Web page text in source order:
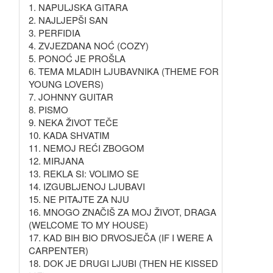
1. NAPULJSKA GITARA
2. NAJLJEPŠI SAN
3. PERFIDIA
4. ZVJEZDANA NOĆ (COZY)
5. PONOĆ JE PROŠLA
6. TEMA MLADIH LJUBAVNIKA (THEME FOR
YOUNG LOVERS)
7. JOHNNY GUITAR
8. PISMO
9. NEKA ŽIVOT TEČE
10. KADA SHVATIM
11. NEMOJ REĆI ZBOGOM
12. MIRJANA
13. REKLA SI: VOLIMO SE
14. IZGUBLJENOJ LJUBAVI
15. NE PITAJTE ZA NJU
16. MNOGO ZNAČIŠ ZA MOJ ŽIVOT, DRAGA
(WELCOME TO MY HOUSE)
17. KAD BIH BIO DRVOSJEČA (IF I WERE A
CARPENTER)
18. DOK JE DRUGI LJUBI (THEN HE KISSED